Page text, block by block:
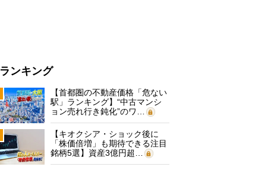
ランキング
【首都圏の不動産価格「危ない
駅」ランキング】“中古マンシ
ョン売れ行き鈍化”のワ…
【キオクシア・ショック後に
「株価倍増」も期待できる注目
銘柄5選】資産3億円超…